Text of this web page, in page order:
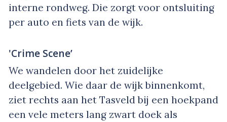
interne rondweg. Die zorgt voor ontsluiting
per auto en fiets van de wijk.
'Crime Scene’
We wandelen door het zuidelijke
deelgebied. Wie daar de wijk binnenkomt,
ziet rechts aan het Tasveld bij een hoekpand
een vele meters lang zwart doek als